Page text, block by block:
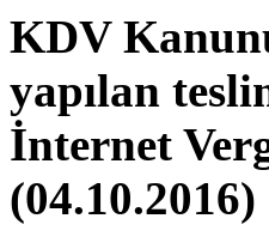
KDV
yapılan
İnternet
(04.10.2016)